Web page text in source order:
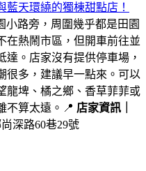
藍天環繞的獨棟甜點店！
小路旁，周圍幾乎都是田園
在熱鬧市區，但開車前往並
。店家沒有提供停車場，
很多，建議早一點來。可以
龍埤、橘之鄉、香草菲菲或
不算太遠。📍 店家資訊｜
深路60巷29號